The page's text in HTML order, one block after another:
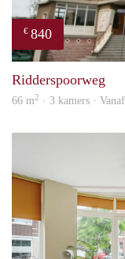
€ 840
Ridderspoorweg
66 m2 · 3 kamers ·